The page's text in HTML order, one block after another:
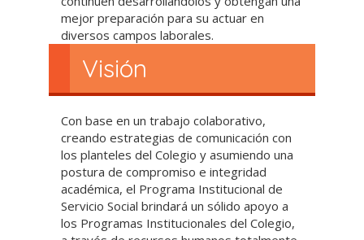
mejor preparación para su actuar en
diversos campos laborales.
Visión
Con base en un trabajo colaborativo,
creando estrategias de comunicación con
los planteles del Colegio y asumiendo una
postura de compromiso e integridad
académica, el Programa Institucional de
Servicio Social brindará un sólido apoyo a
los Programas Institucionales del Colegio,